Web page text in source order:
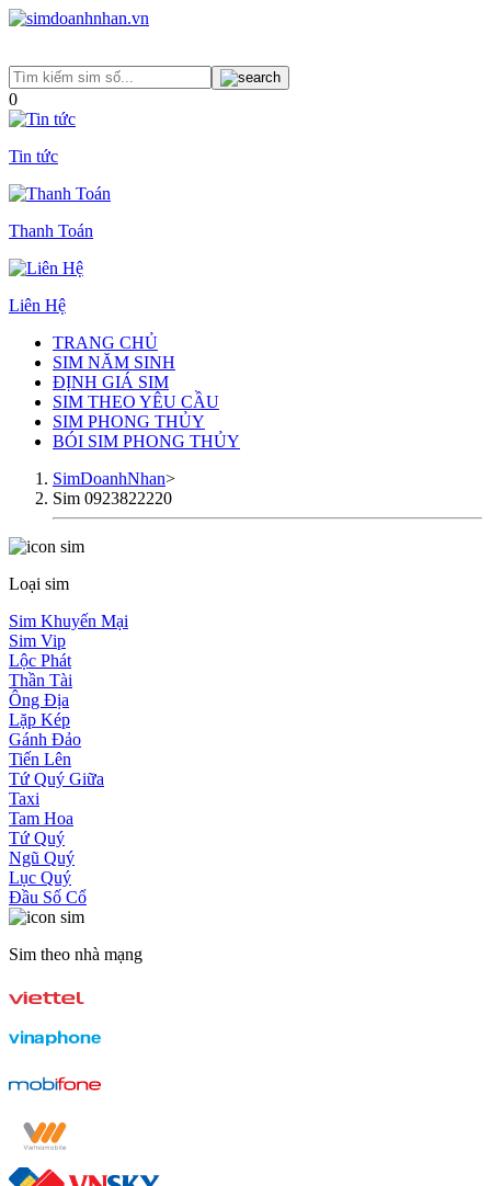
0
Tin tức
Thanh Toán
Liên Hệ
TRANG CHỦ
SIM NĂM SINH
ĐỊNH GIÁ SIM
SIM THEO YÊU CẦU
SIM PHONG THỦY
BÓI SIM PHONG THỦY
SimDoanhNhan>
Sim 0923822220
Loại sim
Sim Khuyến Mại
Sim Vip
Lộc Phát
Thần Tài
Ông Địa
Lặp Kép
Gánh Đảo
Tiến Lên
Tứ Quý Giữa
Taxi
Tam Hoa
Tứ Quý
Ngũ Quý
Lục Quý
Đầu Số Cổ
Sim theo nhà mạng